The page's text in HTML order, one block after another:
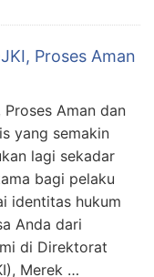
Proses Aman
Aman dan
yang semakin
lagi sekadar
bagi pelaku
identitas hukum
Anda dari
di Direktorat
Merek …